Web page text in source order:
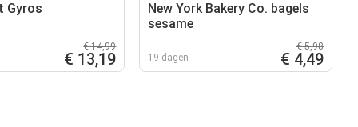
Gyros
€ 14,99
€ 13,19
New York Bakery Co. bagels
sesame
19 dagen
€ 5,98
€ 4,49